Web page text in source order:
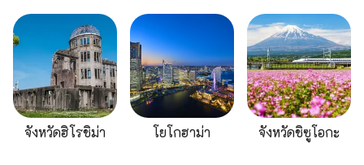
จังหวัดฮิโรชิม่า โยโกฮาม่า จังหวัดชิซูโอกะ